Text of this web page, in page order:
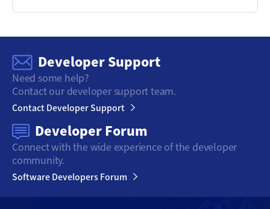
Developer Support
Need some help?
Contact our developer support team.
Contact Developer Support
Developer Forum
Connect with the wide experience of the developer
community.
Software Developers Forum